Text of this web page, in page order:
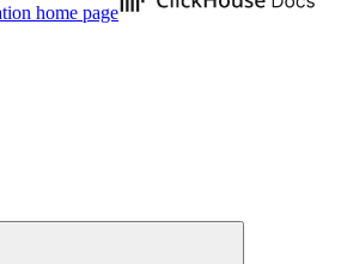
home page